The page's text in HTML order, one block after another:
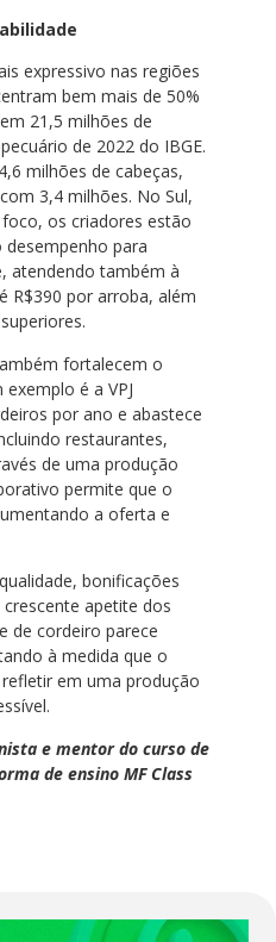
expressivo nas regiões
bem mais de 50%
21,5 milhões de
de 2022 do IBGE.
milhões de cabeças,
3,4 milhões. No Sul,
os criadores estão
para
atendendo também à
R$390 por arroba, além
fortalecem o
é a VPJ
por ano e abastece
restaurantes,
de uma produção
permite que o
a oferta e
bonificações
apetite dos
de cordeiro parece
à medida que o
em uma produção
e mentor do curso de
de ensino MF Class